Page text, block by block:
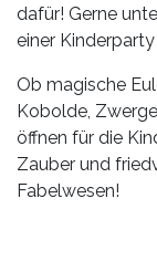
dafür! Gerne
einer
Ob magische
Kobolde,
öffnen für die
Zauber und
Fabelwesen!